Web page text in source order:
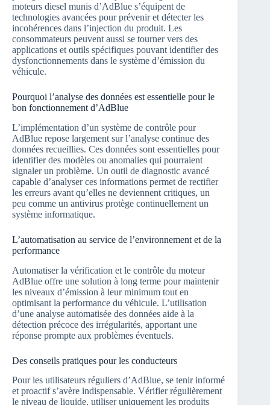
moteurs diesel munis d’AdBlue s’équipent de
technologies avancées pour prévenir et détecter les
incohérences dans l’injection du produit. Les
consommateurs peuvent aussi se tourner vers des
applications et outils spécifiques pouvant identifier des
dysfonctionnements dans le système d’émission du
véhicule.
Pourquoi l’analyse des données est essentielle pour le
bon fonctionnement d’AdBlue
L’implémentation d’un système de contrôle pour
AdBlue repose largement sur l’analyse continue des
données recueillies. Ces données sont essentielles pour
identifier des modèles ou anomalies qui pourraient
signaler un problème. Un outil de diagnostic avancé
capable d’analyser ces informations permet de rectifier
les erreurs avant qu’elles ne deviennent critiques, un
peu comme un antivirus protège continuellement un
système informatique.
L’automatisation au service de l’environnement et de la
performance
Automatiser la vérification et le contrôle du moteur
AdBlue offre une solution à long terme pour maintenir
les niveaux d’émission à leur minimum tout en
optimisant la performance du véhicule. L’utilisation
d’une analyse automatisée des données aide à la
détection précoce des irrégularités, apportant une
réponse prompte aux problèmes éventuels.
Des conseils pratiques pour les conducteurs
Pour les utilisateurs réguliers d’AdBlue, se tenir informé
et proactif s’avère indispensable. Vérifier régulièrement
le niveau de liquide, utiliser uniquement les produits